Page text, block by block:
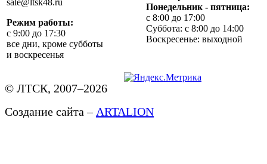
sale@ltsk48.ru
Режим работы:
с 9:00 до 17:30
все дни, кроме субботы
и воскресенья
Понедельник - пятница:
с 8:00 до 17:00
Суббота: с 8:00 до 14:00
Воскресенье: выходной
© ЛТСК, 2007–2026
Создание сайта – ARTALION